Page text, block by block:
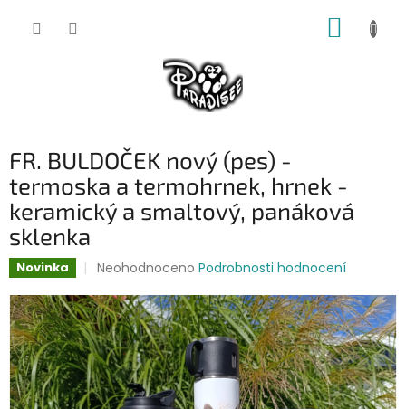
FR. BULDOČEK nový (pes) -
termoska a termohrnek, hrnek -
keramický a smaltový, panáková
sklenka
Novinka
Průměrné
produktu
je
0,0
z
5
hvězdiček.
Neohodnoceno Podrobnosti hodnocení